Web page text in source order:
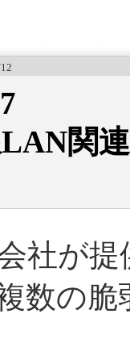
関
社が
数の脆